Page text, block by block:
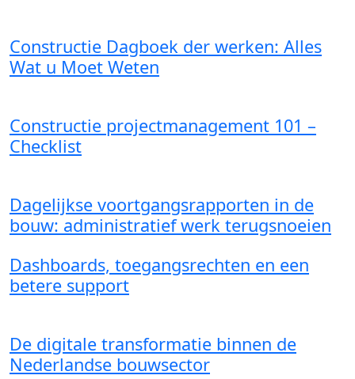
Constructie Dagboek der werken: Alles
Wat u Moet Weten
Constructie projectmanagement 101 –
Checklist
Dagelijkse voortgangsrapporten in de
bouw: administratief werk terugsnoeien
Dashboards, toegangsrechten en een
betere support
De digitale transformatie binnen de
Nederlandse bouwsector